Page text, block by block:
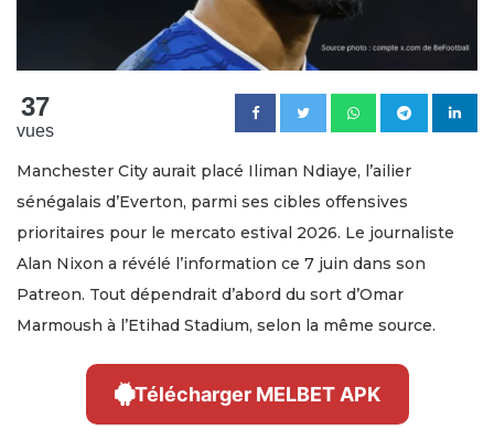
37
vues
Manchester City aurait placé Iliman Ndiaye, l’ailier
sénégalais d’Everton, parmi ses cibles offensives
prioritaires pour le mercato estival 2026. Le journaliste
Alan Nixon a révélé l’information ce 7 juin dans son
Patreon. Tout dépendrait d’abord du sort d’Omar
Marmoush à l’Etihad Stadium, selon la même source.
Télécharger MELBET APK